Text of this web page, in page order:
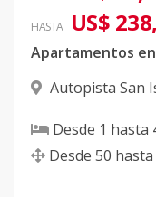
HASTA US$
Autopista San
Desde 1 hasta
Desde 50 hasta